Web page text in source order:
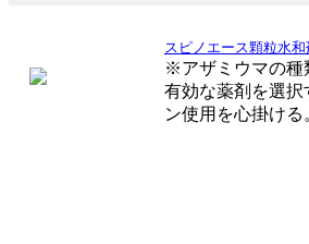
スピノエース顆粒水和
※アザミウマの種
有効な薬剤を選択
ン使用を心掛ける